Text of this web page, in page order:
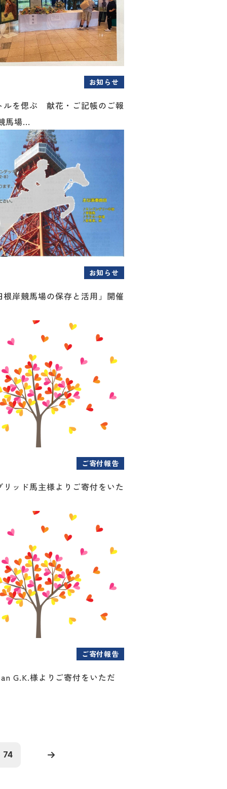
お知らせ
ルを偲ぶ 献花・ご記帳のご報
馬場...
お知らせ
根岸競馬場の保存と活用」開催
ご寄付報告
ッド馬主様よりご寄付をいた
ご寄付報告
G.K.様よりご寄付をいただ
74